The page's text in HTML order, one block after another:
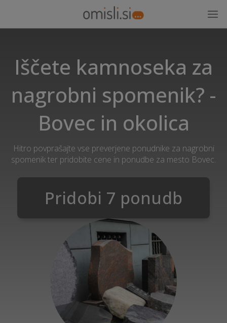
Iščete kamnoseka za
nagrobni spomenik? -
Bovec in okolica
Hitro povprašajte vse preverjene ponudnike za nagrobni
spomenik ter pridobite cene in ponudbe za mesto Bovec.
Pridobi 7 ponudb